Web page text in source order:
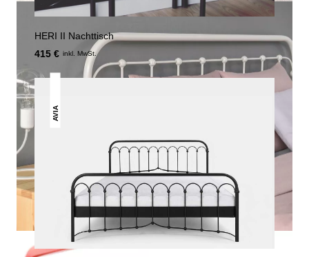
HERI II Nachttisch
415 € inkl. MwSt.
AVIA